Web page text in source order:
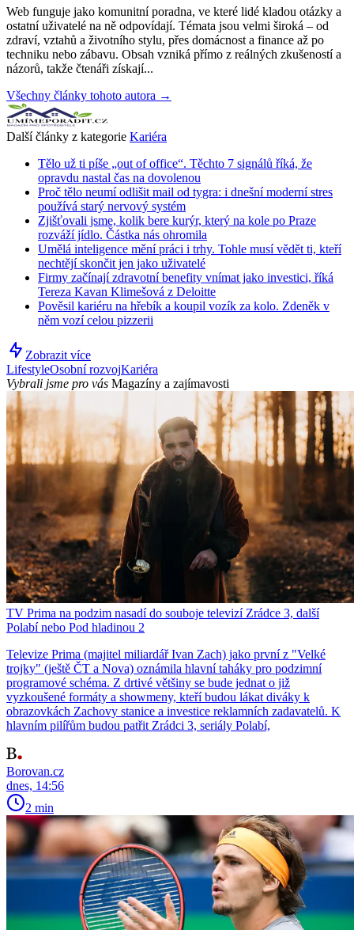
Web funguje jako komunitní poradna, ve které lidé kladou otázky a
ostatní uživatelé na ně odpovídají. Témata jsou velmi široká – od
zdraví, vztahů a životního stylu, přes domácnost a finance až po
techniku nebo zábavu. Obsah vzniká přímo z reálných zkušeností a
názorů, takže čtenáři získají...
Všechny články tohoto autora →
Další články z kategorie Kariéra
Tělo už ti píše „out of office“. Těchto 7 signálů říká, že
opravdu nastal čas na dovolenou
Proč tělo neumí odlišit mail od tygra: i dnešní moderní stres
používá starý nervový systém
Zjišťovali jsme, kolik bere kurýr, který na kole po Praze
rozváží jídlo. Částka nás ohromila
Umělá inteligence mění práci i trhy. Tohle musí vědět ti, kteří
nechtějí skončit jen jako uživatelé
Firmy začínají zdravotní benefity vnímat jako investici, říká
Tereza Kavan Klimešová z Deloitte
Pověsil kariéru na hřebík a koupil vozík za kolo. Zdeněk v
něm vozí celou pizzerii
Zobrazit více
LifestyleOsobní rozvojKariéra
Vybrali jsme pro vás Magazíny a zajímavosti
TV Prima na podzim nasadí do souboje televizí Zrádce 3, další
Polabí nebo Pod hladinou 2
Televize Prima (majitel miliardář Ivan Zach) jako první z "Velké
trojky" (ještě ČT a Nova) oznámila hlavní taháky pro podzimní
programové schéma. Z drtivé většiny se bude jednat o již
vyzkoušené formáty a showmeny, kteří budou lákat diváky k
obrazovkách Zachovy stanice a investice reklamních zadavatelů. K
hlavním pilířům budou patřit Zrádci 3, seriály Polabí,
Borovan.cz
dnes, 14:56
2 min